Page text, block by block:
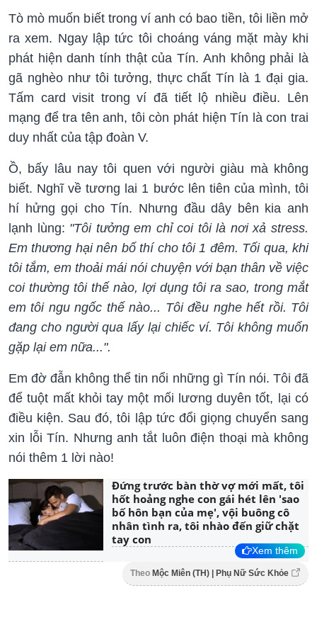
Tò mò muốn biết trong ví anh có bao tiền, tôi liền mở
ra xem. Ngay lập tức tôi choáng váng mặt mày khi
phát hiện danh tính thật của Tín. Anh không phải là
gã nghèo như tôi tưởng, thực chất Tín là 1 đại gia.
Tấm card visit trong ví đã tiết lộ nhiều điều. Lên
mạng để tra tên anh, tôi còn phát hiện Tín là con trai
duy nhất của tập đoàn V.
Ồ, bấy lâu nay tôi quen với người giàu mà không
biết. Nghĩ về tương lai 1 bước lên tiên của mình, tôi
hí hửng gọi cho Tín. Nhưng đầu dây bên kia anh
lạnh lùng: "Tôi tưởng em chỉ coi tôi là nơi xả stress.
Em thương hại nên bố thí cho tôi 1 đêm. Tối qua, khi
tôi tắm, em thoải mái nói chuyện với bạn thân về việc
coi thường tôi thế nào, lợi dụng tôi ra sao, trong mắt
em tôi ngu ngốc thế nào... Tôi đều nghe hết rồi. Tôi
đang cho người qua lấy lại chiếc ví. Tôi không muốn
gặp lại em nữa...".
Em đờ đẫn không thể tin nổi những gì Tín nói. Tôi đã
để tuột mất khỏi tay một mối lương duyên tốt, lại có
điều kiện. Sau đó, tôi lập tức đổi giọng chuyển sang
xin lỗi Tín. Nhưng anh tắt luôn điện thoại mà không
nói thêm 1 lời nào!
Đứng trước bàn thờ vợ mới mất, tôi
hốt hoảng nghe con gái hét lên 'sao
bố hôn bạn của mẹ', vội buông cô
nhân tình ra, tôi nhào đến giữ chặt
tay con
Xem thêm
Theo Mộc Miên (TH) | Phụ Nữ Sức Khỏe